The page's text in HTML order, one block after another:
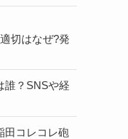
切はなぜ?発
誰？SNSや経
田コレコレ砲